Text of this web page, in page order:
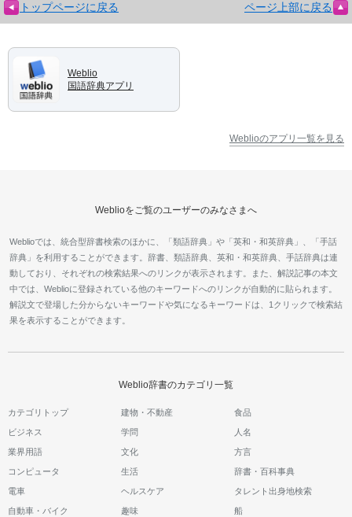
トップページに戻る ページ上部に戻る
Weblio
国語辞典アプリ
Weblioのアプリ一覧を見る
Weblioをご覧のユーザーのみなさまへ
Weblioでは、統合型辞書検索のほかに、「類語辞典」や「英和・和英辞典」、「手話
辞典」を利用することができます。辞書、類語辞典、英和・和英辞典、手話辞典は連
動しており、それぞれの検索結果へのリンクが表示されます。また、解説記事の本文
中では、Weblioに登録されている他のキーワードへのリンクが自動的に貼られます。
解説文で登場した分からないキーワードや気になるキーワードは、1クリックで検索結
果を表示することができます。
Weblio辞書のカテゴリ一覧
カテゴリトップ 建物・不動産 食品
ビジネス 学問 人名
業界用語 文化 方言
コンピュータ 生活 辞書・百科事典
電車 ヘルスケア タレント出身地検索
自動車・バイク 趣味 船